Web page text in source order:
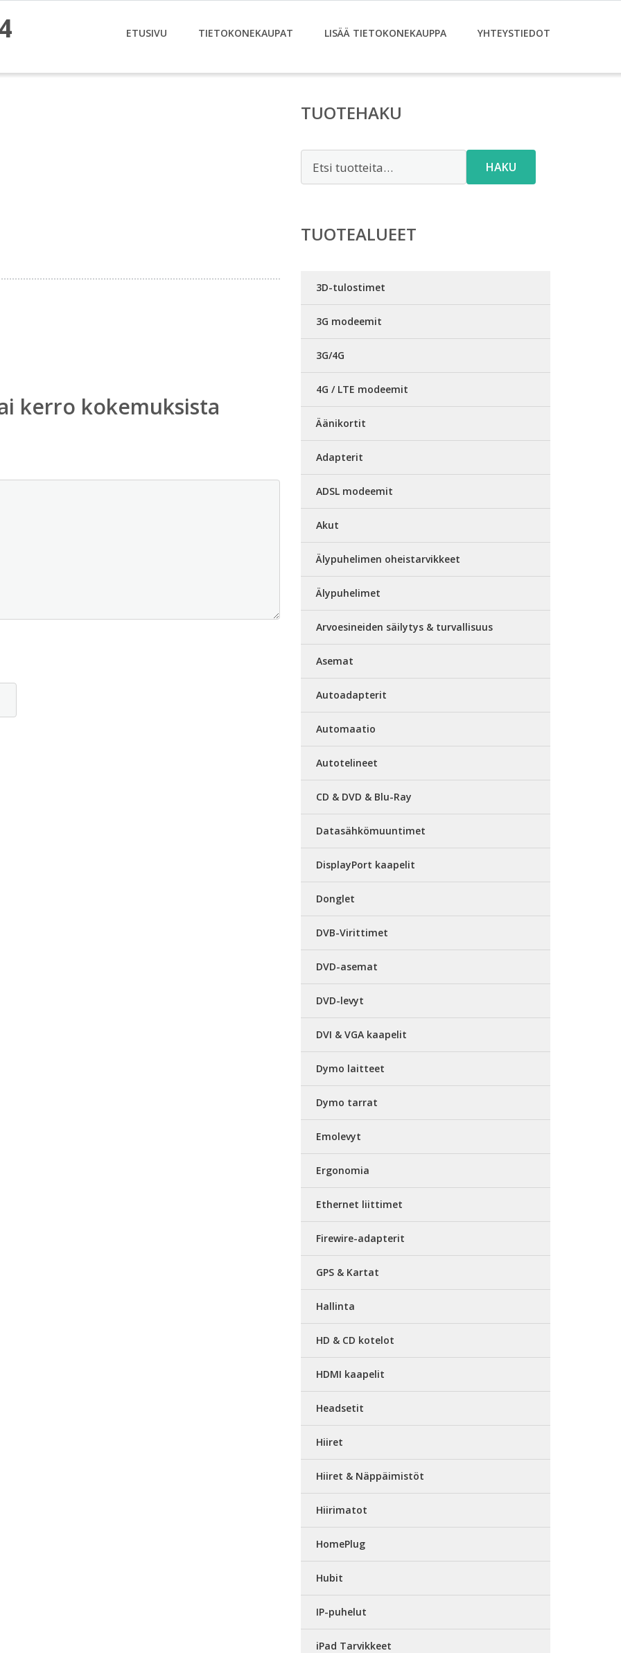
ETUSIVU TIETOKONEKAUPAT LISÄÄ TIETOKONEKAUPPA YHTEYSTIEDOT
kerro kokemuksista
TUOTEHAKU
HAKU
TUOTEALUEET
3D-tulostimet
3G modeemit
3G/4G
4G / LTE modeemit
Äänikortit
Adapterit
ADSL modeemit
Akut
Älypuhelimen oheistarvikkeet
Älypuhelimet
Arvoesineiden säilytys & turvallisuus
Asemat
Autoadapterit
Automaatio
Autotelineet
CD & DVD & Blu-Ray
Datasähkömuuntimet
DisplayPort kaapelit
Donglet
DVB-Virittimet
DVD-asemat
DVD-levyt
DVI & VGA kaapelit
Dymo laitteet
Dymo tarrat
Emolevyt
Ergonomia
Ethernet liittimet
Firewire-adapterit
GPS & Kartat
Hallinta
HD & CD kotelot
HDMI kaapelit
Headsetit
Hiiret
Hiiret & Näppäimistöt
Hiirimatot
HomePlug
Hubit
IP-puhelut
iPad Tarvikkeet